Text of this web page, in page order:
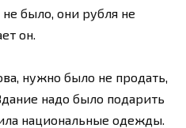
было, они рубля не
он.
нужно было не продать,
надо было подарить
национальные одежды.